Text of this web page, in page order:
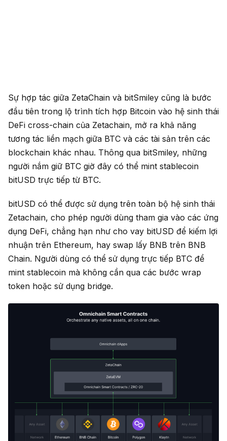
Sự hợp tác giữa ZetaChain và bitSmiley cũng là bước
đầu tiên trong lộ trình tích hợp Bitcoin vào hệ sinh thái
DeFi cross-chain của Zetachain, mở ra khả năng
tương tác liền mạch giữa BTC và các tài sản trên các
blockchain khác nhau. Thông qua bitSmiley, những
người nắm giữ BTC giờ đây có thể mint stablecoin
bitUSD trực tiếp từ BTC.
bitUSD có thể được sử dụng trên toàn bộ hệ sinh thái
Zetachain, cho phép người dùng tham gia vào các ứng
dụng DeFi, chẳng hạn như cho vay bitUSD để kiếm lợi
nhuận trên Ethereum, hay swap lấy BNB trên BNB
Chain. Người dùng có thể sử dụng trực tiếp BTC để
mint stablecoin mà không cần qua các bước wrap
token hoặc sử dụng bridge.